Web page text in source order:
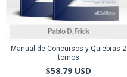
Manual de Concursos y Quiebras 2
tomos
$58.79 USD